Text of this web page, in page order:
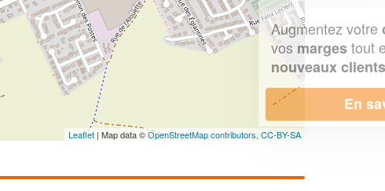
Leaflet | Map data ©OpenStreetMap contributors, CC-BY-SA
Augmentez votrechiffre d'affaireset
margestout en gagnant de
En savoir plus